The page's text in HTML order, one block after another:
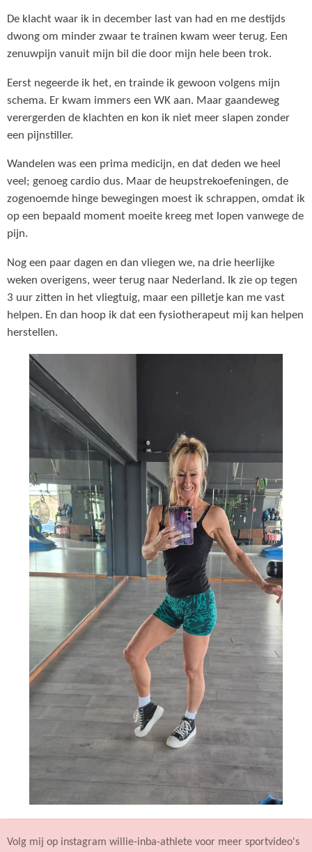
De klacht waar ik in december last van had en me destijds
dwong om minder zwaar te trainen kwam weer terug. Een
zenuwpijn vanuit mijn bil die door mijn hele been trok.
Eerst negeerde ik het, en trainde ik gewoon volgens mijn
schema. Er kwam immers een WK aan. Maar gaandeweg
verergerden de klachten en kon ik niet meer slapen zonder
een pijnstiller.
Wandelen was een prima medicijn, en dat deden we heel
veel; genoeg cardio dus. Maar de heupstrekoefeningen, de
zogenoemde hinge bewegingen moest ik schrappen, omdat ik
op een bepaald moment moeite kreeg met lopen vanwege de
pijn.
Nog een paar dagen en dan vliegen we, na drie heerlijke
weken overigens, weer terug naar Nederland. Ik zie op tegen
3 uur zitten in het vliegtuig, maar een pilletje kan me vast
helpen. En dan hoop ik dat een fysiotherapeut mij kan helpen
herstellen.
Volg mij op instagram willie-inba-athlete voor meer sportvideo's